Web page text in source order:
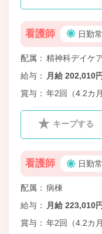
看護師 日勤
配属
精神科デイケ
給与
月給 202,010
賞与
年2回（4.2カ
キープする
看護師 日勤
配属
病棟
給与
月給 223,010
賞与
年2回（4.2カ